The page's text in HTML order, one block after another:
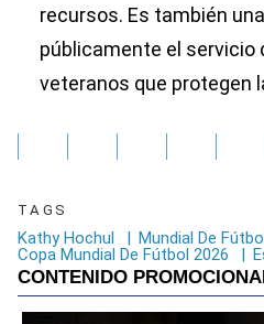
recursos. Es también
públicamente el servicio
veteranos que protegen
TAGS
Kathy Hochul | Mundial De
Copa Mundial De Fútbol 2026
|